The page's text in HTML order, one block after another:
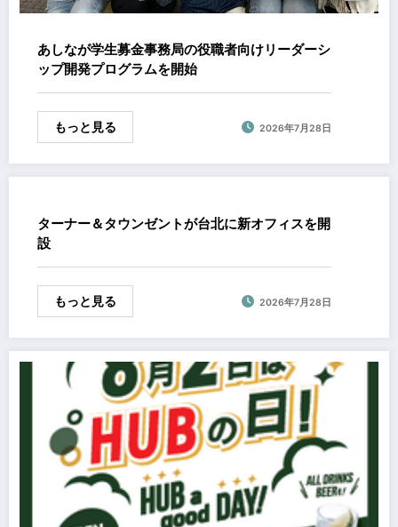
あしなが学生募金事務局の役職者向けリーダーシ
ップ開発プログラムを開始
もっと見る 2026年7月28日
ターナー＆タウンゼントが台北に新オフィスを開
設
もっと見る 2026年7月28日